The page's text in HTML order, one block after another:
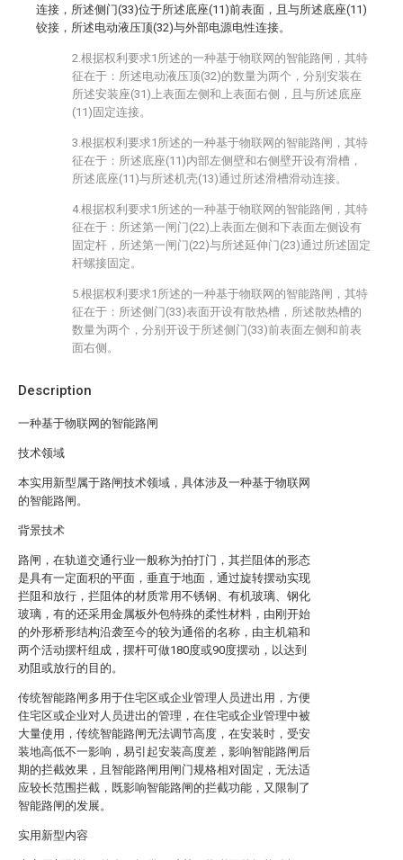
Description
一种基于物联网的智能路闸
技术领域
本实用新型属于路闸技术领域，具体涉及一种基于物联网
的智能路闸。
背景技术
路闸，在轨道交通行业一般称为拍打门，其拦阻体的形态
是具有一定面积的平面，垂直于地面，通过旋转摆动实现
拦阻和放行，拦阻体的材质常用不锈钢、有机玻璃、钢化
玻璃，有的还采用金属板外包特殊的柔性材料，由刚开始
的外形桥形结构沿袭至今的较为通俗的名称，由主机箱和
两个活动摆杆组成，摆杆可做180度或90度摆动，以达到
劝阻或放行的目的。
传统智能路闸多用于住宅区或企业管理人员进出用，方便
住宅区或企业对人员进出的管理，在住宅或企业管理中被
大量使用，传统智能路闸无法调节高度，在安装时，受安
装地高低不一影响，易引起安装高度差，影响智能路闸后
期的拦截效果，且智能路闸用闸门规格相对固定，无法适
应较长范围拦截，既影响智能路闸的拦截功能，又限制了
智能路闸的发展。
实用新型内容
连接，所述侧门(33)位于所述底座(11)前表面，且与所述底座(11)
铰接，所述电动液压顶(32)与外部电源电性连接。
2.根据权利要求1所述的一种基于物联网的智能路闸，其特
征在于：所述电动液压顶(32)的数量为两个，分别安装在
所述安装座(31)上表面左侧和上表面右侧，且与所述底座
(11)固定连接。
3.根据权利要求1所述的一种基于物联网的智能路闸，其特
征在于：所述底座(11)内部左侧壁和右侧壁开设有滑槽，
所述底座(11)与所述机壳(13)通过所述滑槽滑动连接。
4.根据权利要求1所述的一种基于物联网的智能路闸，其特
征在于：所述第一闸门(22)上表面左侧和下表面左侧设有
固定杆，所述第一闸门(22)与所述延伸门(23)通过所述固定
杆螺接固定。
5.根据权利要求1所述的一种基于物联网的智能路闸，其特
征在于：所述侧门(33)表面开设有散热槽，所述散热槽的
数量为两个，分别开设于所述侧门(33)前表面左侧和前表
面右侧。